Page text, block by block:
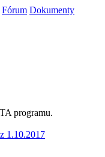
Fórum Dokumenty
programu.
1.10.2017